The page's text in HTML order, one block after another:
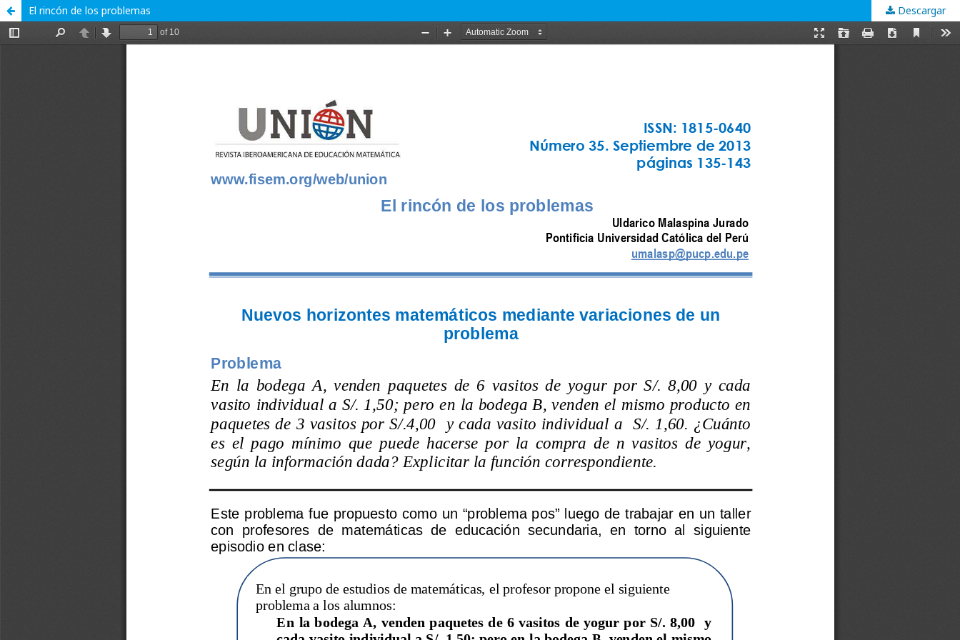
El rincón de los problemas Descargar